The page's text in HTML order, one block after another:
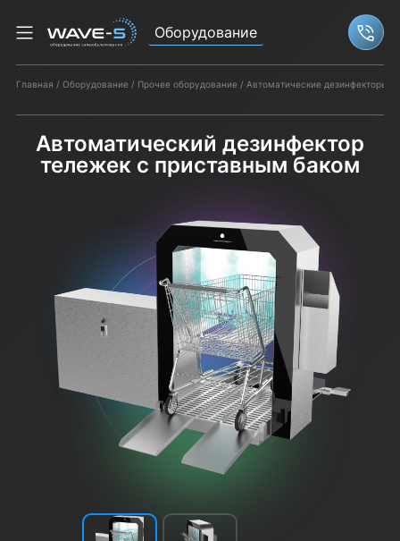
Оборудование
Главная Оборудование Прочее оборудование Автоматические дезинфекторы
Автоматический дезинфектор
тележек с приставным баком